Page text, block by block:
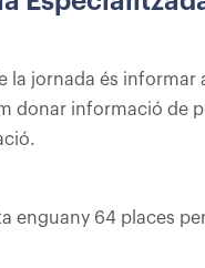
la jornada és
donar informació de
enguany 64 places